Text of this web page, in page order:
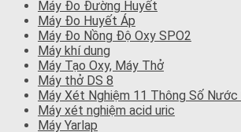
Máy Đo Đường Huyết
Máy Đo Huyết Áp
Máy Đo Nồng Độ Oxy SPO2
Máy khí dung
Máy Tạo Oxy, Máy Thở
Máy thở DS 8
Máy Xét Nghiệm 11 Thông Số Nước
Máy xét nghiệm acid uric
Máy Yarlap